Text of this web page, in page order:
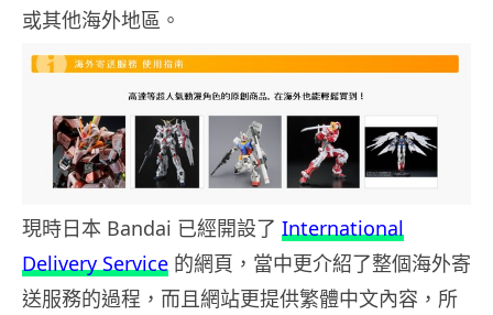
或其他海外地區。
現時日本 Bandai 已經開設了 International
Delivery Service 的網頁，當中更介紹了整個海外寄
送服務的過程，而且網站更提供繁體中文內容，所